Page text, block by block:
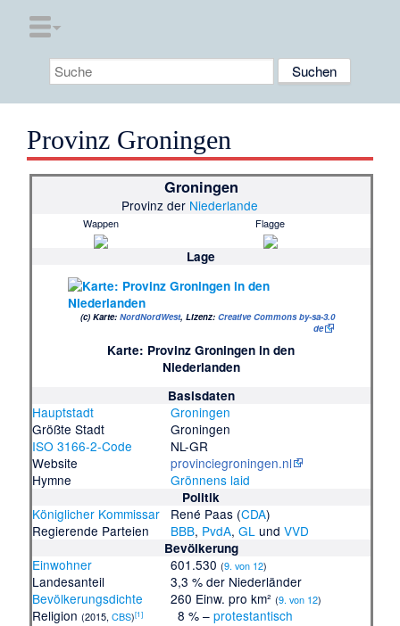
Provinz Groningen
Groningen
Provinz der Niederlande
Wappen Flagge
Lage
(c) Karte: NordNordWest, Lizenz: Creative Commons by-sa-3.0
de
Karte: Provinz Groningen in den
Niederlanden
Basisdaten
Hauptstadt
Groningen
Größte Stadt
Groningen
ISO 3166-2-Code
NL-GR
Website
provinciegroningen.nl
Hymne
Grönnens laid
Politik
Königlicher Kommissar René Paas(CDA)
Regierende Parteien
BBB, PvdA, GLund VVD
Bevölkerung
Einwohner 601.530 (9. von 12)
Landesanteil
3,3 % der Niederländer
Bevölkerungsdichte
260 Einw. pro km² (9. von 12)
Religion (2015, CBS)[1] 8 % – protestantisch